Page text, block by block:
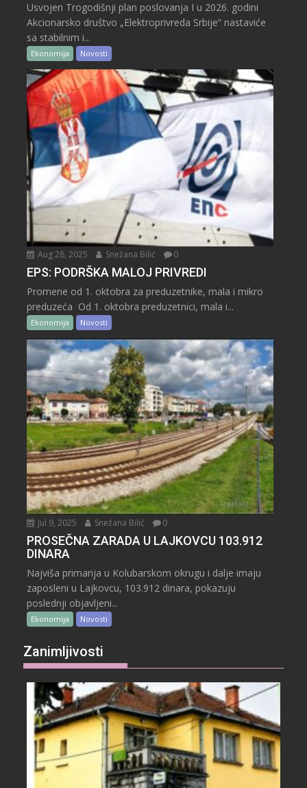
Usvojen Trogodišnji plan poslovanja I u 2026. godini
Akcionarsko društvo „Elektroprivreda Srbije“ nastaviće
sa stabilnim i...
Ekonomija Novosti
Aug 28, 2025 Snežana Bilić 0
EPS: PODRŠKA MALOJ PRIVREDI
Promene od 1. oktobra za preduzetnike, mala i mikro
preduzeća Od 1. oktobra preduzetnici, mala i...
Ekonomija Novosti
Jul 9, 2025 Snežana Bilić 0
PROSEČNA ZARADA U LAJKOVCU 103.912
DINARA
Najviša primanja u Kolubarskom okrugu i dalje imaju
zaposleni u Lajkovcu, 103.912 dinara, pokazuju
poslednji objavljeni...
Ekonomija Novosti
Zanimljivosti